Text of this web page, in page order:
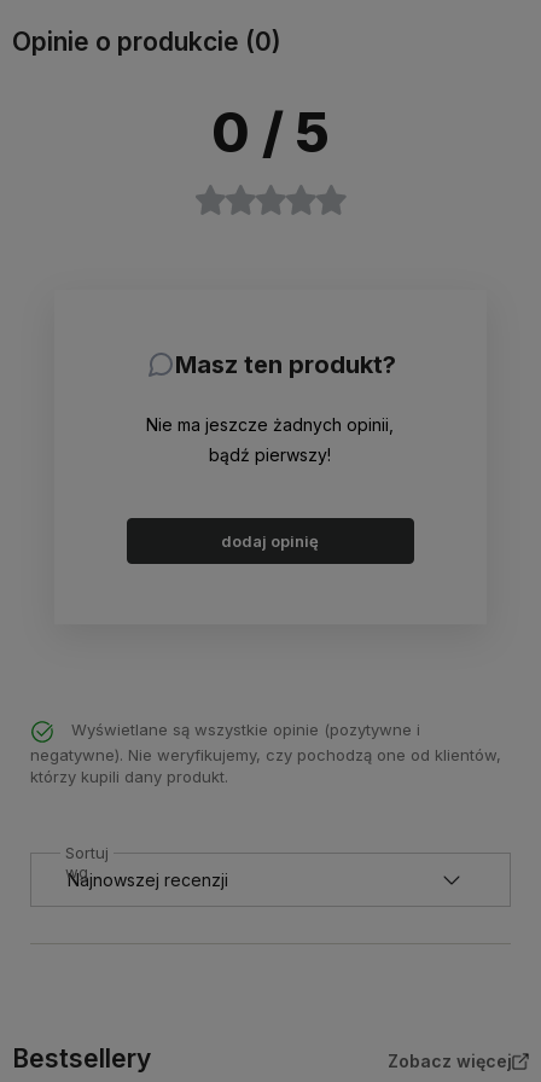
Opinie o produkcie (0)
0 / 5
Masz ten produkt?
Nie ma jeszcze żadnych opinii,
bądź pierwszy!
dodaj opinię
Wyświetlane są wszystkie opinie (pozytywne i
negatywne). Nie weryfikujemy, czy pochodzą one od klientów,
którzy kupili dany produkt.
Sortuj
wg
Bestsellery Zobacz więcej